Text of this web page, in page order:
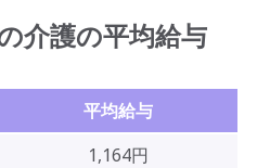
介護の平均給与
平均給与
1,164円